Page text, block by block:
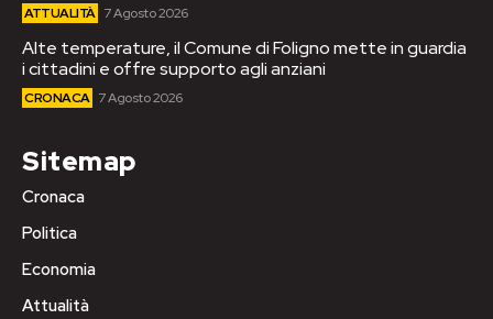
ATTUALITÀ 7 Agosto 2026
Alte temperature, il Comune di Foligno mette in guardia
i cittadini e offre supporto agli anziani
CRONACA 7 Agosto 2026
Sitemap
Cronaca
Politica
Economia
Attualità